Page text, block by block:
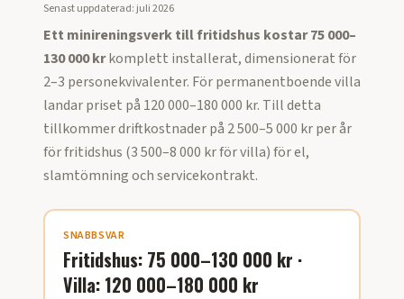
Senast uppdaterad:juli 2026
Ett minireningsverk till fritidshus kostar 75 000–
130 000 krkomplett installerat, dimensionerat för
2–3 personekvivalenter. För permanentboende villa
landar priset på 120 000–180 000 kr. Till detta
tillkommer driftkostnader på 2 500–5 000 kr per år
för fritidshus (3 500–8 000 kr för villa) för el,
slamtömning och servicekontrakt.
SNABBSVAR
Fritidshus: 75 000–130 000 kr ·
Villa: 120 000–180 000 kr